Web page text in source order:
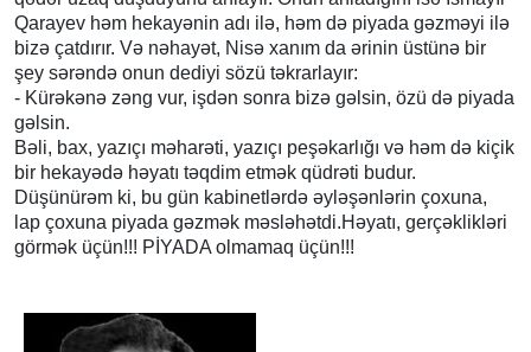
Qarayev həm hekayənin adı ilə, həm də piyada gəzməyi ilə
bizə çatdırır. Və nəhayət, Nisə xanım da ərinin üstünə bir
şey sərəndə onun dediyi sözü təkrarlayır:
- Kürəkənə zəng vur, işdən sonra bizə gəlsin, özü də piyada
gəlsin.
Bəli, bax, yazıçı məharəti, yazıçı peşəkarlığı və həm də kiçik
bir hekayədə həyatı təqdim etmək qüdrəti budur.
Düşünürəm ki, bu gün kabinetlərdə əyləşənlərin çoxuna,
lap çoxuna piyada gəzmək məsləhətdi.Həyatı, gerçəklikləri
görmək üçün!!! PİYADA olmamaq üçün!!!